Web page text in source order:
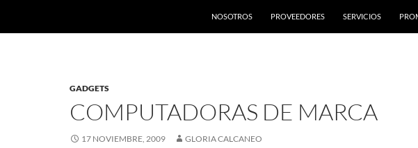
NOSOTROS
PROVEEDORES SERVICIOS
GADGETS
COMPUTADORAS DE MARCA
17 NOVIEMBRE, 2009 GLORIA CALCANEO